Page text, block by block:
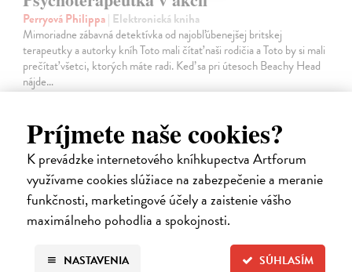
Príjmete naše cookies?
K prevádzke internetového kníhkupectva Artforum
využívame cookies slúžiace na zabezpečenie a meranie
funkčnosti, marketingové účely a zaistenie vášho
maximálneho pohodlia a spokojnosti.
SÚHLASÍM
NASTAVENIA
Perryová Philippa| Elektronická kniha
Mimoriadne zábavná detektívka od najobľúbenejšej britskej
terapeutky a autorky kníh Toto mali čítať naši rodičia a Toto by si mali
prečítať všetci, ktorých máte radi. Keď sa pri útesoch Beachy Head
nájde…
16,95 €